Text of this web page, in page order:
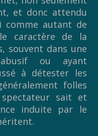
et donc attendu
comme autant de
caractère de la
souvent dans une
ou ayant
à détester les
folles
sait et
induite par le